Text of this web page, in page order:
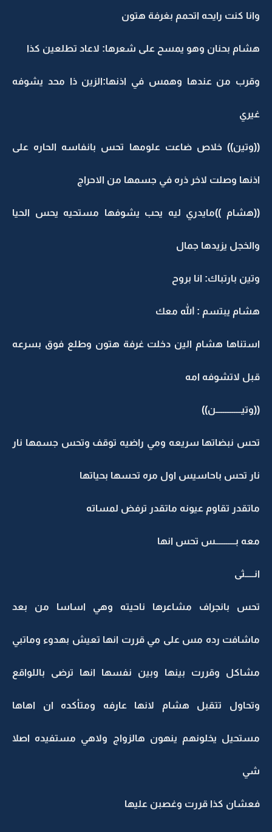
وانا كنت رايحه اتحمم بغرفة هتون
هشام بحنان وهو يمسح على شعرها: لاعاد تطلعين كذا
وقرب من عندها وهمس في اذنها:الزين ذا محد يشوفه
غيري
((وتين)) خلاص ضاعت علومها تحس بانفاسه الحاره على
اذنها وصلت لاخر ذره في جسمها من الاحراج
((هشام ))مايدري ليه يحب يشوفها مستحيه يحس الحيا
والخجل يزيدها جمال
وتين بارتباك: انا بروح
هشام يبتسم : الله معك
استناها هشام الين دخلت غرفة هتون وطلع فوق بسرعه
قبل لاتشوفه امه
((وتيــــــــــــــن))
تحس نبضاتها سريعه ومي راضيه توقف وتحس جسمها نار
نار تحس باحاسيس اول مره تحسها بحياتها
ماتقدر تقاوم عيونه ماتقدر ترفض لمساته
معه بـــــــــــس تحس انها
انـــــثى
تحس بانجراف مشاعرها ناحيته وهي اساسا من بعد
ماشافت رده مس على مي قررت انها تعيش بهدوء وماتبي
مشاكل وقررت بينها وبين نفسها انها ترضى باللواقع
وتحاول تتقبل هشام لانها عارفه ومتأكده ان اهاها
مستحيل يخلونهم ينهون هالزواج ولاهي مستفيده اصلا
شي
فعشان كذا قررت وغصبن عليها